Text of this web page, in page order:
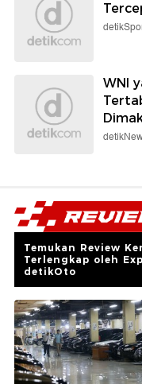
WNI
Temukan Review
Terlengkap oleh
detikOto